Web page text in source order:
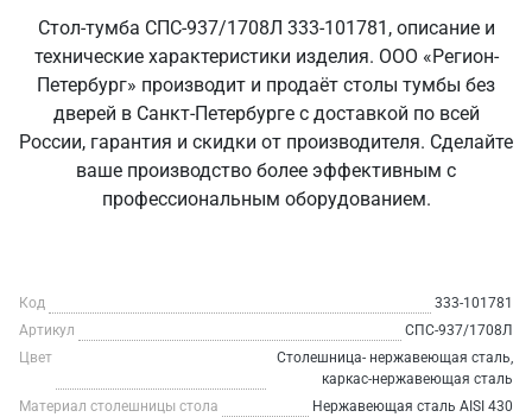
Стол-тумба СПС-937/1708Л 333-101781, описание и
технические характеристики изделия. ООО «Регион-
Петербург» производит и продаёт столы тумбы без
дверей в Санкт‑Петербурге с доставкой по всей
России, гарантия и скидки от производителя. Сделайте
ваше производство более эффективным с
профессиональным оборудованием.
Код
333-101781
Артикул
СПС-937/1708Л
Цвет
Столешница- нержавеющая сталь,
каркас-нержавеющая сталь
Материал столешницы стола
Нержавеющая сталь AISI 430